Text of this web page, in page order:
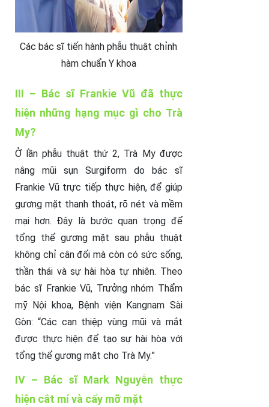
Các bác sĩ tiến hành phẫu thuật chỉnh
hàm chuẩn Y khoa
III – Bác sĩ Frankie Vũ đã thực
hiện những hạng mục gì cho Trà
My?
Ở lần phẫu thuật thứ 2, Trà My được
nâng mũi sụn Surgiform do bác sĩ
Frankie Vũ trực tiếp thực hiện, để giúp
gương mặt thanh thoát, rõ nét và mềm
mại hơn. Đây là bước quan trọng để
tổng thể gương mặt sau phẫu thuật
không chỉ cân đối mà còn có sức sống,
thần thái và sự hài hòa tự nhiên. Theo
bác sĩ Frankie Vũ, Trưởng nhóm Thẩm
mỹ Nội khoa, Bệnh viện Kangnam Sài
Gòn: “Các can thiệp vùng mũi và mắt
được thực hiện để tạo sự hài hòa với
tổng thể gương mặt cho Trà My.”
IV – Bác sĩ Mark Nguyễn thực
hiện cắt mí và cấy mỡ mặt